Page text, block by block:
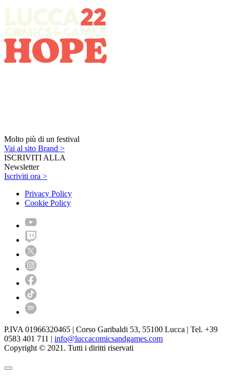
Molto più di un festival
Vai al sito Brand >
ISCRIVITI ALLA
Newsletter
Iscriviti ora >
Privacy Policy
Cookie Policy
P.IVA 01966320465 | Corso Garibaldi 53, 55100 Lucca | Tel. +39
0583 401 711 | info@luccacomicsandgames.com
Copyright © 2021. Tutti i diritti riservati